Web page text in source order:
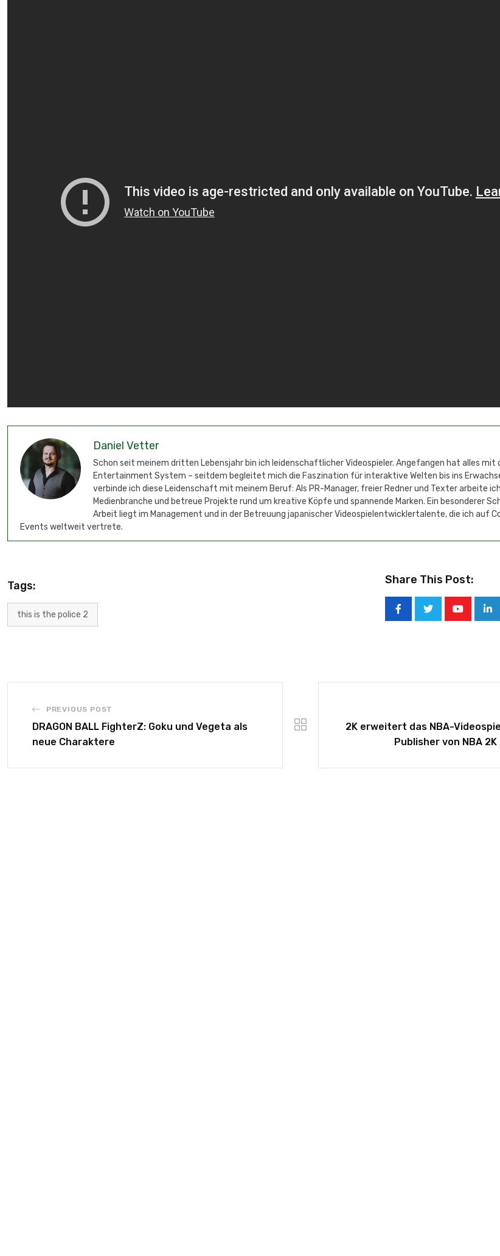
Daniel Vetter
Schon seit meinem dritten Lebensjahr bin ich leidenschaftlicher Videospieler. Angefangen hat alles mit
Entertainment System – seitdem begleitet mich die Faszination für interaktive Welten bis ins
verbinde ich diese Leidenschaft mit meinem Beruf: Als PR-Manager, freier Redner und Texter arbeite
Medienbranche und betreue Projekte rund um kreative Köpfe und spannende Marken. Ein besonderer
Arbeit liegt im Management und in der Betreuung japanischer Videospielentwicklertalente, die ich auf
Events weltweit vertrete.
Tags:
this is the police 2
Share This Post:
PREVIOUS POST
DRAGON BALL FighterZ: Goku und Vegeta als
neue Charaktere
2K erweitert das NBA-
Publisher von NBA